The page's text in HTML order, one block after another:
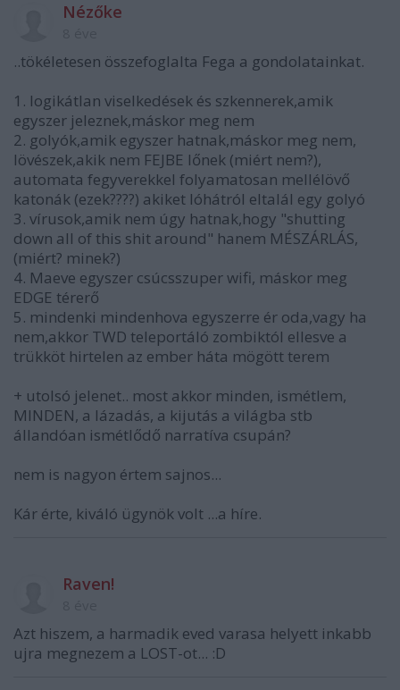
Nézőke
..tökéletesen összefoglalta Fega a gondolatainkat.
1. logikátlan viselkedések és szkennerek,amik
egyszer jeleznek,máskor meg nem
2. golyók,amik egyszer hatnak,máskor meg nem,
lövészek,akik nem FEJBE lőnek (miért nem?),
automata fegyverekkel folyamatosan mellélövő
katonák (ezek????) akiket lóhátról eltalál egy golyó
3. vírusok,amik nem úgy hatnak,hogy "shutting
down all of this shit around" hanem MÉSZÁRLÁS,
(miért? minek?)
4. Maeve egyszer csúcsszuper wifi, máskor meg
EDGE térerő
5. mindenki mindenhova egyszerre ér oda,vagy ha
nem,akkor TWD teleportáló zombiktól ellesve a
trükköt hirtelen az ember háta mögött terem
+ utolsó jelenet.. most akkor minden, ismétlem,
MINDEN, a lázadás, a kijutás a világba stb
állandóan ismétlődő narratíva csupán?
nem is nagyon értem sajnos...
Kár érte, kiváló ügynök volt ...a híre.
Raven!
Azt hiszem, a harmadik eved varasa helyett inkabb
ujra megnezem a LOST-ot... :D